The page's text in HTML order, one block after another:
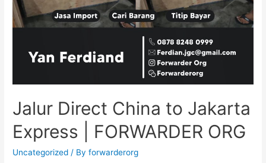
Jalur Direct China to Jakarta
Express | FORWARDER ORG
Uncategorized / Byforwarderorg